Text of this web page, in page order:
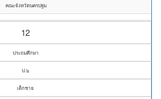
คณะจังหวัดนครปฐม
12
ประถมศึกษา
ป.๖
เด็กชาย